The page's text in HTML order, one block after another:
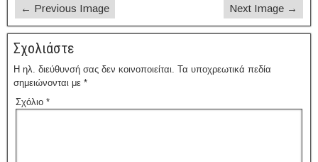
← Previous Image Next Image →
Σχολιάστε
Η ηλ. διεύθυνσή σας δεν κοινοποιείται. Τα υποχρεωτικά πεδία
σημειώνονται με *
Σχόλιο *